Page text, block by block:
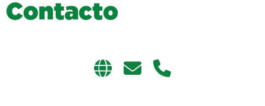
Contacto